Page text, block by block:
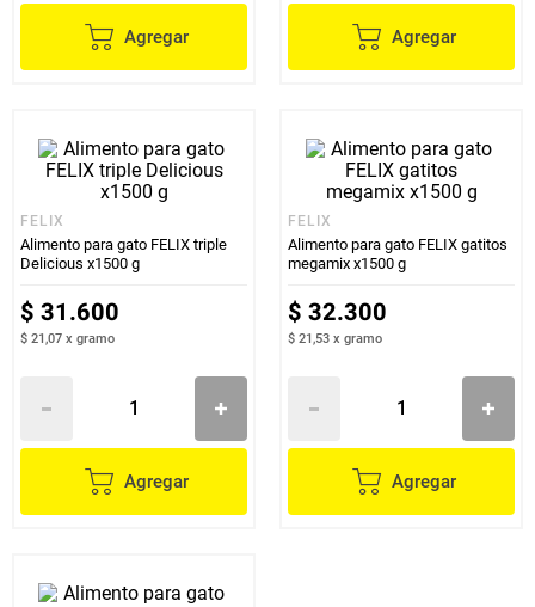
Agregar Agregar
FELIX
Alimento para gato FELIX triple
Delicious x1500 g
$ 31.600
$ 21,07 x gramo
Agregar
FELIX
Alimento para gato FELIX gatitos
megamix x1500 g
$ 32.300
$ 21,53 x gramo
Agregar